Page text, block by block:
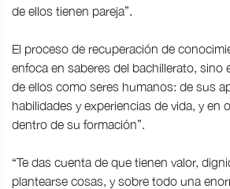
de ellos tienen pareja”.
El proceso de recuperación de
enfoca en saberes del bachillerato, sino
de ellos como seres humanos: de sus
habilidades y experiencias de vida, y en
dentro de su formación”.
“Te das cuenta de que tienen valor,
plantearse cosas, y sobre todo una